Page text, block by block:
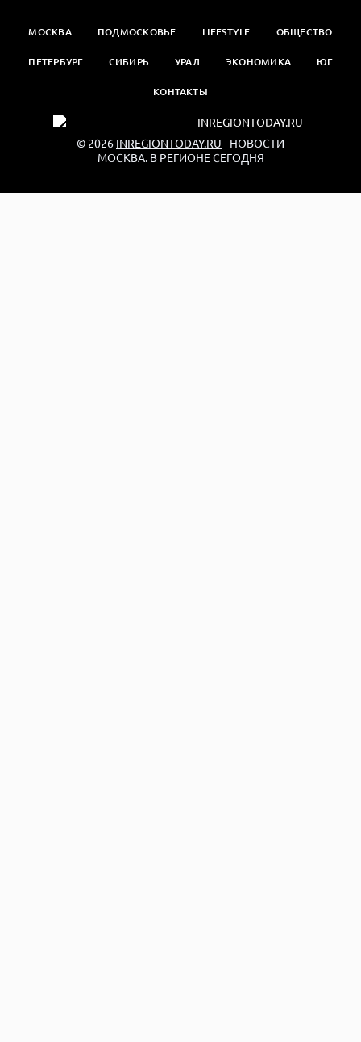
МОСКВА ПОДМОСКОВЬЕ LIFESTYLE ОБЩЕСТВО
ПЕТЕРБУРГ СИБИРЬ УРАЛ ЭКОНОМИКА ЮГ
КОНТАКТЫ
© 2026 INREGIONTODAY.RU - НОВОСТИ
МОСКВА. В РЕГИОНЕ СЕГОДНЯ